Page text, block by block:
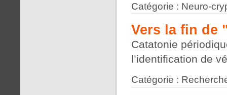
Catégorie : Neuro-
Vers la fin de
Catatonie
l’identification de
Catégorie :